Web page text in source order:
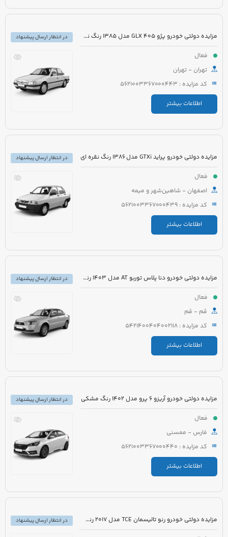
مزایده دولتی خودرو پژو 405 GLX مدل 1385 رنگ نقره ای متالیک
فعال
تهران - تهران
کد مزایده : 5621003367000443
اطلاعات بیشتر
در انتظار ارسال پیشنهاد
مزایده دولتی خودرو پراید GTXi مدل 1386 رنگ نقره ای
فعال
اصفهان - شاهین‌شهر و میمه
کد مزایده : 5621003367000439
اطلاعات بیشتر
در انتظار ارسال پیشنهاد
مزایده دولتی خودرو دنا پلاس توربو AT مدل 1403 رنگ سفید روغنی
فعال
قم - قم
کد مزایده : 5421400404002118
اطلاعات بیشتر
در انتظار ارسال پیشنهاد
مزایده دولتی خودرو آریزو 6 پرو مدل 1402 رنگ مشکی
فعال
فارس - ممسنی
کد مزایده : 5621003367000440
اطلاعات بیشتر
در انتظار ارسال پیشنهاد
مزایده دولتی خودرو رنو تالیسمان TCE مدل 2017 رنگ مشکی متالیک
در انتظار ارسال پیشنهاد